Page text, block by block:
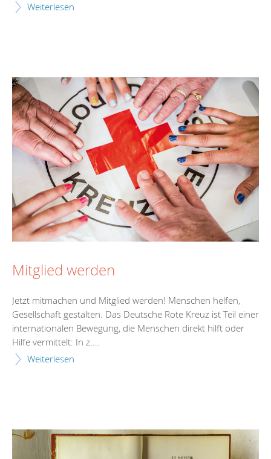
Weiterlesen
Mitglied werden
Jetzt mitmachen und Mitglied werden! Menschen helfen,
Gesellschaft gestalten. Das Deutsche Rote Kreuz ist Teil einer
internationalen Bewegung, die Menschen direkt hilft oder
Hilfe vermittelt: In z....
Weiterlesen